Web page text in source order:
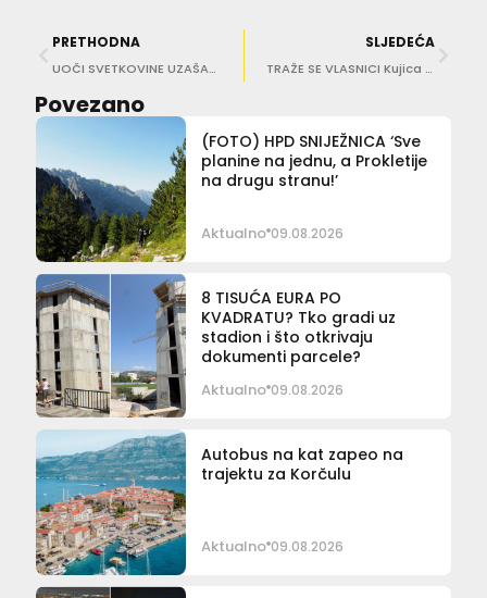
PRETHODNA
UOČI SVETKOVINE UZAŠAŠĆA GOSPODINOVA Zborovi povezali župe u večeri glazbe i vjere
SLJEDEĆA
TRAŽE SE VLASNICI Kujica pronađena u Čilipima, nema mikročip
Povezano
(FOTO) HPD SNIJEŽNICA ‘Sve
planine na jednu, a Prokletije
na drugu stranu!’
Aktualno 09.08.2026
8 TISUĆA EURA PO
KVADRATU? Tko gradi uz
stadion i što otkrivaju
dokumenti parcele?
Aktualno 09.08.2026
Autobus na kat zapeo na
trajektu za Korčulu
Aktualno 09.08.2026